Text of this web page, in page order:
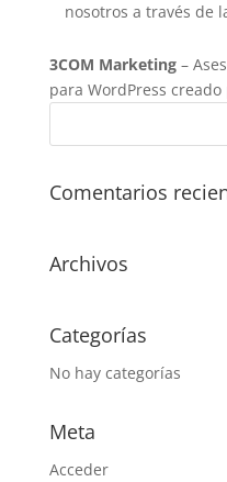
nosotros a través de
3COM Marketing–
para WordPress creado
Comentarios
Archivos
Categorías
No hay categorías
Meta
Acceder